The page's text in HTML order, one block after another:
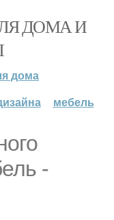
ДОМА И
дома
мебель
-